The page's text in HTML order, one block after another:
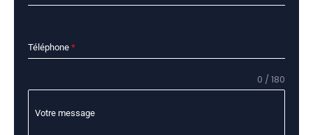
Téléphone *
Votre message
0 / 180